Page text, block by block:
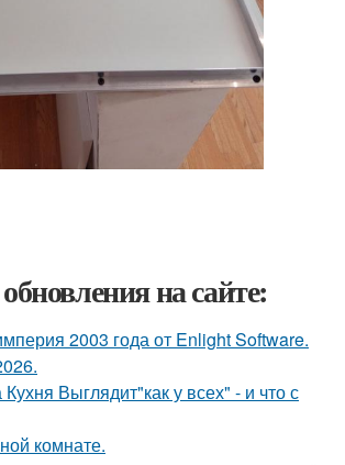
на сайте:
2003 года от Enlight Software.
Выглядит"как у всех" - и что с
комнате.